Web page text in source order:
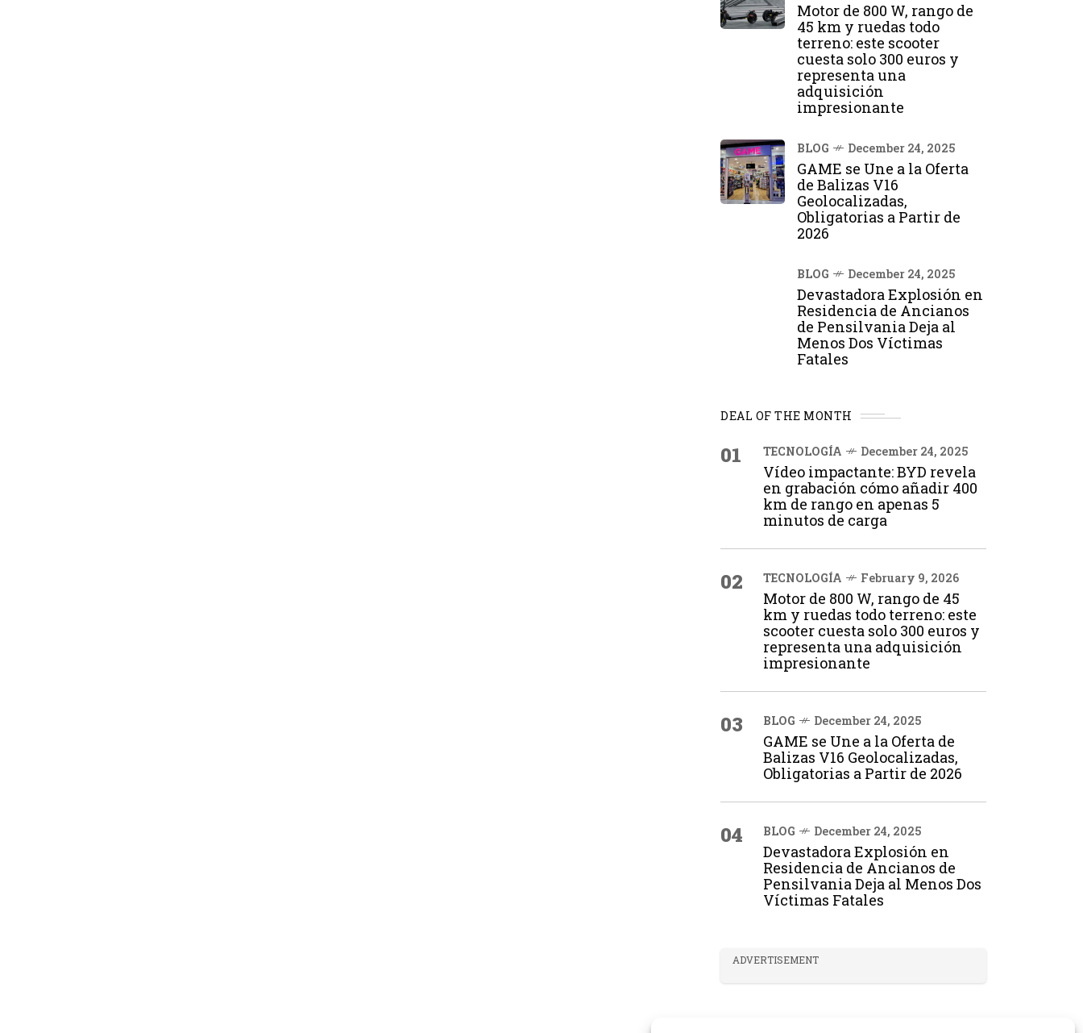
Motor de 800 W, rango de
45 km y ruedas todo
terreno: este scooter
cuesta solo 300 euros y
representa una
adquisición
impresionante
BLOG December 24, 2025
GAME se Une a la Oferta
de Balizas V16
Geolocalizadas,
Obligatorias a Partir de
2026
BLOG December 24, 2025
Devastadora Explosión en
Residencia de Ancianos
de Pensilvania Deja al
Menos Dos Víctimas
Fatales
DEAL OF THE MONTH
01 TECNOLOGÍA December 24, 2025
Vídeo impactante: BYD revela
en grabación cómo añadir 400
km de rango en apenas 5
minutos de carga
02 TECNOLOGÍA February 9, 2026
Motor de 800 W, rango de 45
km y ruedas todo terreno: este
scooter cuesta solo 300 euros y
representa una adquisición
impresionante
03 BLOG December 24, 2025
GAME se Une a la Oferta de
Balizas V16 Geolocalizadas,
Obligatorias a Partir de 2026
04 BLOG December 24, 2025
Devastadora Explosión en
Residencia de Ancianos de
Pensilvania Deja al Menos Dos
Víctimas Fatales
ADVERTISEMENT